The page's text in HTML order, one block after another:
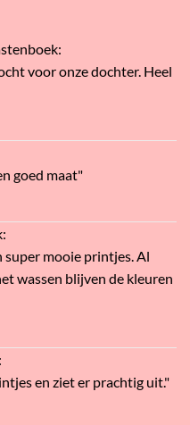
:
voor onze dochter. Heel
goed maat"
:
super mooie printjes. Al
wassen blijven de kleuren
:
en ziet er prachtig uit."